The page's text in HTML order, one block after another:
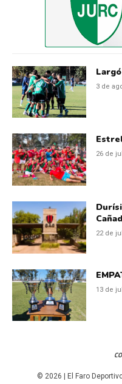
3 de
26 de
22 de
13 de
© 2026 | El Faro